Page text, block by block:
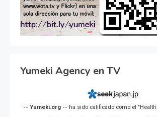
Yumeki Agency en TV
-- Yumeki.org -- ha sido calificado como el